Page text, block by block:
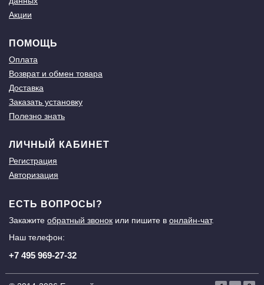
Акции
ПОМОЩЬ
Оплата
Возврат и обмен товара
Доставка
Заказать установку
Полезно знать
ЛИЧНЫЙ КАБИНЕТ
Регистрация
Авторизация
ЕСТЬ ВОПРОСЫ?
Закажите обратный звонок или пишите в онлайн-чат.
Наш телефон:
+7 495 969-27-32